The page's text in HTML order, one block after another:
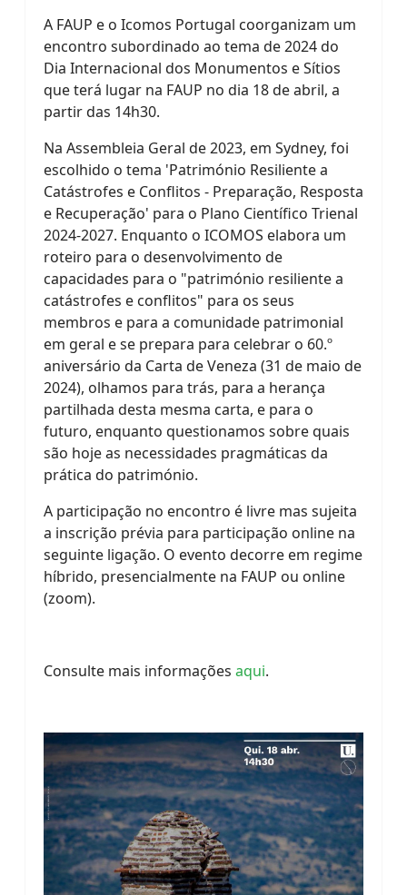
A FAUP e o Icomos Portugal coorganizam um
encontro subordinado ao tema de 2024 do
Dia Internacional dos Monumentos e Sítios
que terá lugar na FAUP no dia 18 de abril, a
partir das 14h30.
Na Assembleia Geral de 2023, em Sydney, foi
escolhido o tema 'Património Resiliente a
Catástrofes e Conflitos - Preparação, Resposta
e Recuperação' para o Plano Científico Trienal
2024-2027. Enquanto o ICOMOS elabora um
roteiro para o desenvolvimento de
capacidades para o "património resiliente a
catástrofes e conflitos" para os seus
membros e para a comunidade patrimonial
em geral e se prepara para celebrar o 60.º
aniversário da Carta de Veneza (31 de maio de
2024), olhamos para trás, para a herança
partilhada desta mesma carta, e para o
futuro, enquanto questionamos sobre quais
são hoje as necessidades pragmáticas da
prática do património.
A participação no encontro é livre mas sujeita
a inscrição prévia para participação online na
seguinte ligação. O evento decorre em regime
híbrido, presencialmente na FAUP ou online
(zoom).
Consulte mais informações aqui.